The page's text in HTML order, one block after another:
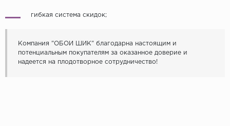
гибкая система скидок;
Компания "ОБОИ ШИК" благодарна настоящим и
потенциальным покупателям за оказанное доверие и
надеется на плодотворное сотрудничество!